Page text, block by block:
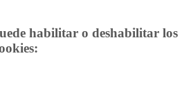
habilitar o deshabilitar los